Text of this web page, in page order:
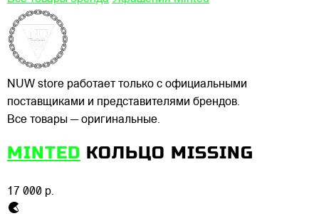
NUW store работает только с официальными
поставщиками и представителями брендов.
Все товары — оригинальные.
MINTED КОЛЬЦО MISSING
17 000 р.